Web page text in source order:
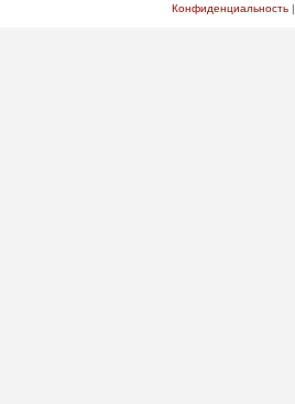
Конфиденциальность|